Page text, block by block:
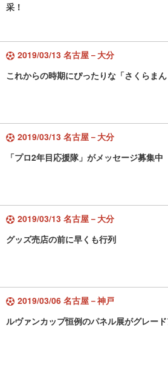
采！
2019/03/13 名古屋－大分
これからの時期にぴったりな「さくらまん
2019/03/13 名古屋－大分
「プロ2年目応援隊」がメッセージ募集中
2019/03/13 名古屋－大分
グッズ売店の前に早くも行列
2019/03/06 名古屋－神戸
ルヴァンカップ恒例のパネル展がグレード